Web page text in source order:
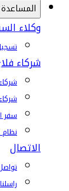
المساعدة
وكلاء
شركاء
سفر
نظام API وحساب وكيل سفر جديد
الاتصال